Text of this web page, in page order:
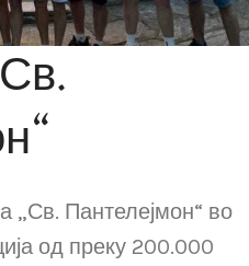
„Св. Пантелејмон“ во
од преку 200.000